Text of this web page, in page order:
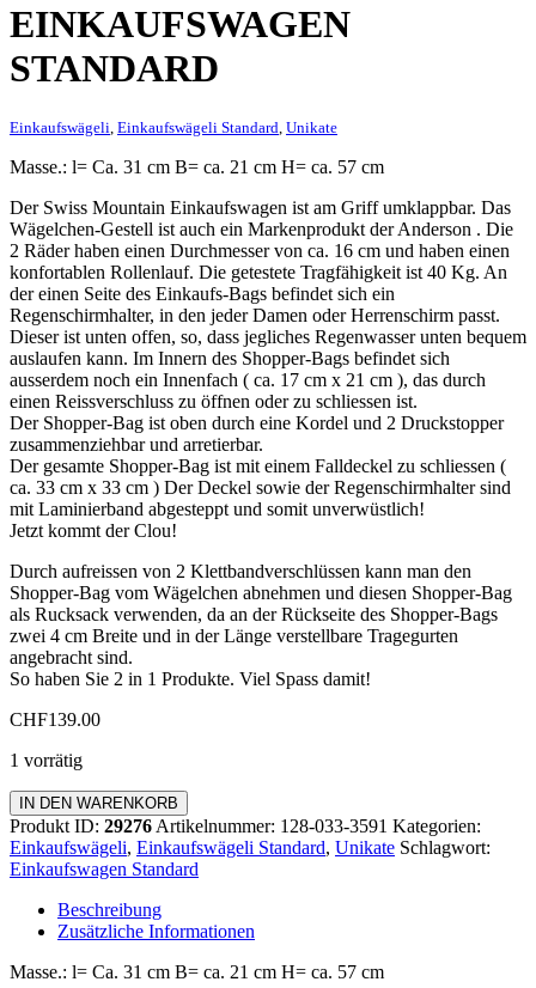
EINKAUFSWAGEN
STANDARD
Einkaufswägeli, Einkaufswägeli Standard, Unikate
Masse.: l= Ca. 31 cm B= ca. 21 cm H= ca. 57 cm
Der Swiss Mountain Einkaufswagen ist am Griff umklappbar. Das
Wägelchen-Gestell ist auch ein Markenprodukt der Anderson . Die
2 Räder haben einen Durchmesser von ca. 16 cm und haben einen
konfortablen Rollenlauf. Die getestete Tragfähigkeit ist 40 Kg. An
der einen Seite des Einkaufs-Bags befindet sich ein
Regenschirmhalter, in den jeder Damen oder Herrenschirm passt.
Dieser ist unten offen, so, dass jegliches Regenwasser unten bequem
auslaufen kann. Im Innern des Shopper-Bags befindet sich
ausserdem noch ein Innenfach ( ca. 17 cm x 21 cm ), das durch
einen Reissverschluss zu öffnen oder zu schliessen ist.
Der Shopper-Bag ist oben durch eine Kordel und 2 Druckstopper
zusammenziehbar und arretierbar.
Der gesamte Shopper-Bag ist mit einem Falldeckel zu schliessen (
ca. 33 cm x 33 cm ) Der Deckel sowie der Regenschirmhalter sind
mit Laminierband abgesteppt und somit unverwüstlich!
Jetzt kommt der Clou!
Durch aufreissen von 2 Klettbandverschlüssen kann man den
Shopper-Bag vom Wägelchen abnehmen und diesen Shopper-Bag
als Rucksack verwenden, da an der Rückseite des Shopper-Bags
zwei 4 cm Breite und in der Länge verstellbare Tragegurten
angebracht sind.
So haben Sie 2 in 1 Produkte. Viel Spass damit!
CHF139.00
1 vorrätig
Einkaufswagen
Standard
Menge
IN DEN WARENKORB
Produkt ID: 29276 Artikelnummer: 128-033-3591 Kategorien:
Einkaufswägeli, Einkaufswägeli Standard, Unikate Schlagwort:
Einkaufswagen Standard
Beschreibung
Zusätzliche Informationen
Masse.: l= Ca. 31 cm B= ca. 21 cm H= ca. 57 cm